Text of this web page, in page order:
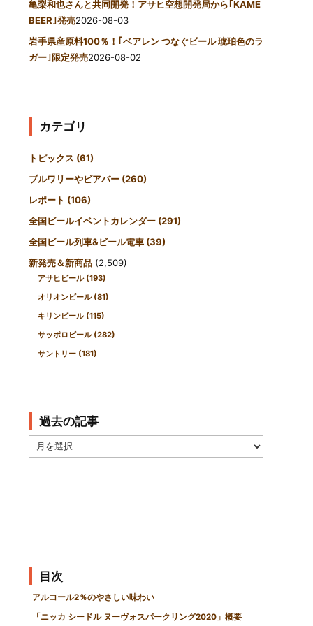
亀梨和也さんと共同開発！アサヒ空想開発局から｢KAME
BEER｣発売2026-08-03
岩手県産原料100％！｢ベアレン つなぐビール 琥珀色のラ
ガー｣限定発売2026-08-02
カテゴリ
トピックス (61)
ブルワリーやビアバー (260)
レポート (106)
全国ビールイベントカレンダー (291)
全国ビール列車&ビール電車 (39)
新発売＆新商品 (2,509)
アサヒビール (193)
オリオンビール (81)
キリンビール (115)
サッポロビール (282)
サントリー (181)
過去の記事
去
目次
アルコール2％のやさしい味わい
「ニッカ シードル ヌーヴォスパークリング2020」概要